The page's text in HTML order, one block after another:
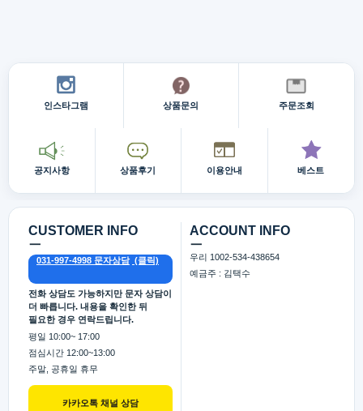
인스타그램 상품문의 주문조회
공지사항 상품후기 이용안내 베스트
CUSTOMER INFO
카카오톡 채널 상담
ㅡ
031-997-4998 문자상담
전화 상담도 가능하지만 문자 상담이
더 빠릅니다. 내용을 확인한 뒤
필요한 경우 연락드립니다.
평일 10:00~ 17:00
점심시간 12:00~13:00
주말, 공휴일 휴무
ACCOUNT INFO
ㅡ
우리 1002-534-438654
예금주 : 김택수